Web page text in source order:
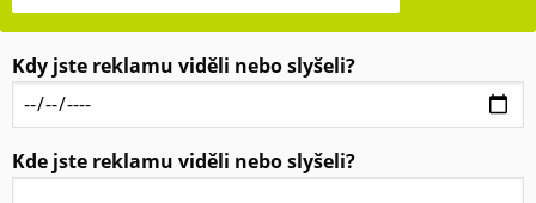
Kdy jste reklamu viděli nebo slyšeli?
Kde jste reklamu viděli nebo slyšeli?